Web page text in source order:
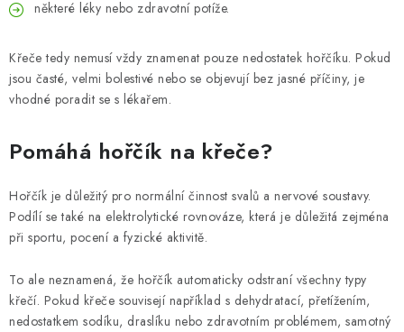
některé léky nebo zdravotní potíže.
Křeče tedy nemusí vždy znamenat pouze nedostatek hořčíku. Pokud
jsou časté, velmi bolestivé nebo se objevují bez jasné příčiny, je
vhodné poradit se s lékařem.
Pomáhá hořčík na křeče?
Hořčík je důležitý pro normální činnost svalů a nervové soustavy.
Podílí se také na elektrolytické rovnováze, která je důležitá zejména
při sportu, pocení a fyzické aktivitě.
To ale neznamená, že hořčík automaticky odstraní všechny typy
křečí. Pokud křeče souvisejí například s dehydratací, přetížením,
nedostatkem sodíku, draslíku nebo zdravotním problémem, samotný